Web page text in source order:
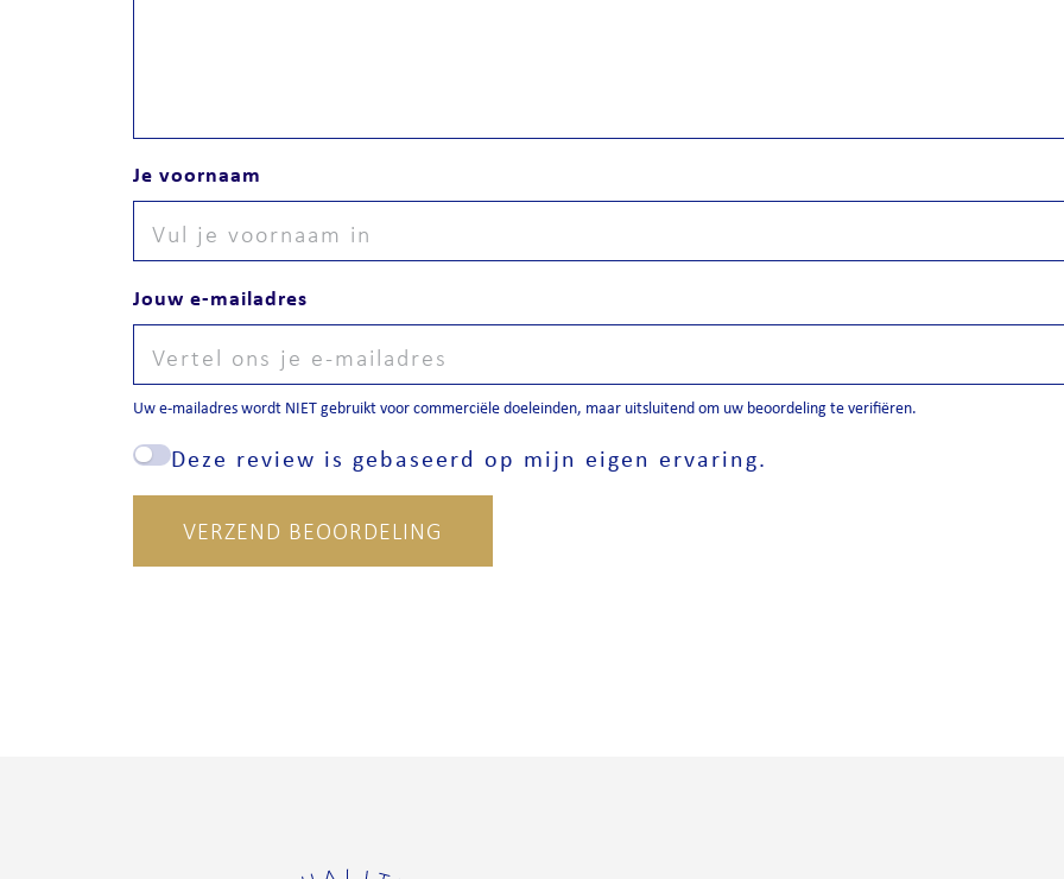
Je voornaam
Jouw e-mailadres
Uw e-mailadres wordt NIET gebruikt voor commerciële doeleinden, maar uitsluitend om uw beoordeling te verifiëren.
Deze review is gebaseerd op mijn eigen ervaring.
VERZEND BEOORDELING